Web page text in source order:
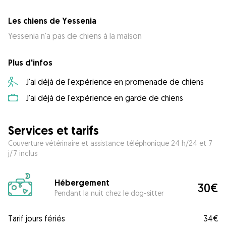
Les chiens de Yessenia
Yessenia n'a pas de chiens à la maison
Plus d'infos
J'ai déjà de l'expérience en promenade de chiens
J'ai déjà de l'expérience en garde de chiens
Services et tarifs
Couverture vétérinaire et assistance téléphonique 24 h/24 et 7
j/7 inclus
Hébergement
Pendant la nuit chez le dog-sitter 30€
Tarif jours fériés
34€